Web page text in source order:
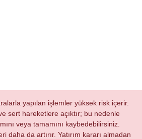
yapılan işlemler yüksek risk içerir.
sert hareketlere açıktır; bu nedenle
veya tamamını kaybedebilirsiniz.
daha da artırır. Yatırım kararı almadan